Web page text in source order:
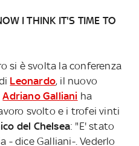
I THINK IT'S TIME TO
si è svolta la conferenza
Leonardo, il nuovo
Adriano Galliani ha
svolto e i trofei vinti
del Chelsea: "E' stato
- dice Galliani-. Vederlo